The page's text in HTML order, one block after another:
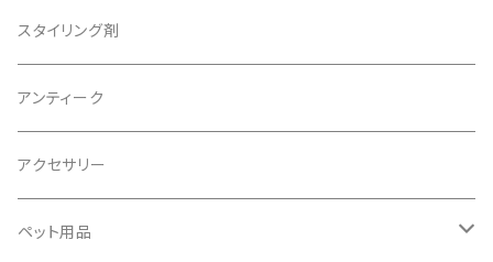
男性美容
オーガニック
スタイリング剤
アンティーク
アクセサリー
ペット用品